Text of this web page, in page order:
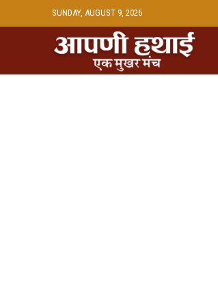
SUNDAY, AUGUST 9, 2026